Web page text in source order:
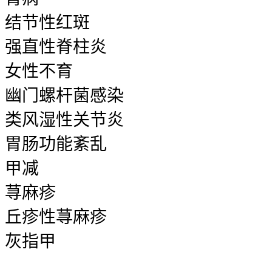
结节性红斑
强直性脊柱炎
女性不育
幽门螺杆菌感染
类风湿性关节炎
胃肠功能紊乱
甲减
荨麻疹
丘疹性荨麻疹
灰指甲